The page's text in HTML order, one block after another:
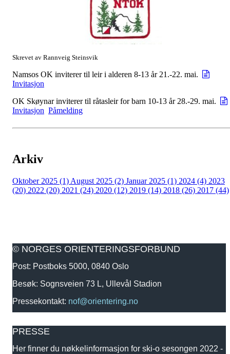
Skrevet av Rannveig Steinsvik
Namsos OK inviterer til leir i alderen 8-13 år 21.-22. mai.
Invitasjon
OK Skøynar inviterer til råtasleir for barn 10-13 år 28.-29. mai.
Invitasjon Påmelding
Arkiv
Oktober 2025 (1) August 2025 (2) Januar 2025 (1) 2024 (4) 2023
(20) 2022 (20) 2021 (24) 2020 (12) 2019 (14) 2018 (26) 2017 (44)
© NORGES ORIENTERINGSFORBUND
Post: Postboks 5000, 0840 Oslo
Besøk: Sognsveien 73 L, Ullevål Stadion
Pressekontakt: nof@orientering.no
PRESSE
Her finner du nøkkelinformasjon for ski-o sesongen 2022 -